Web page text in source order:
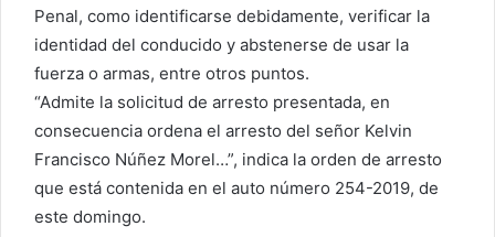
Penal, como identificarse debidamente, verificar la
identidad del conducido y abstenerse de usar la
fuerza o armas, entre otros puntos.‬
‪“Admite la solicitud de arresto presentada, en
consecuencia ordena el arresto del señor Kelvin
Francisco Núñez Morel…”, indica la orden de arresto
que está contenida en el auto número 254-2019, de
este domingo.‬